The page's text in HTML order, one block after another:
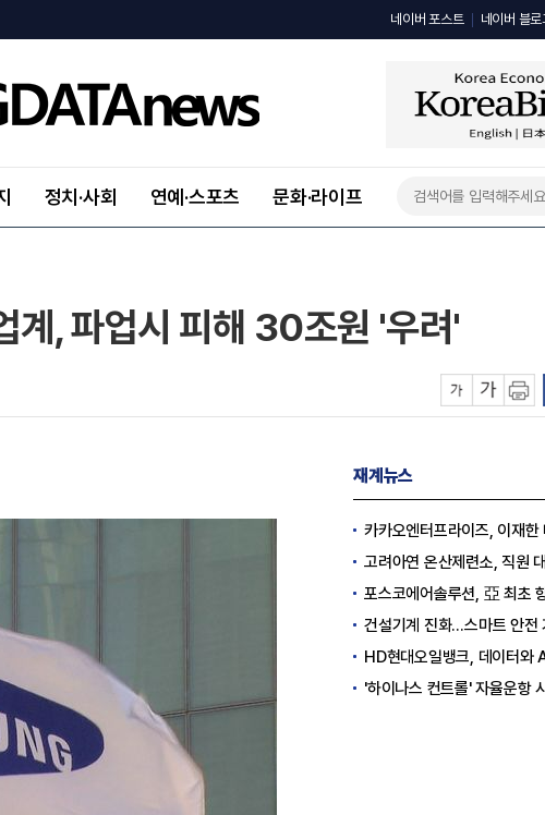
네이버 포스트 네이버 블로
정치·사회 연예·스포츠 문화·라이프
계, 파업시 피해 30조원 '우려'
재계뉴스
카카오엔터프라이즈, 이재한 대표이
고려아연 온산제련소, 직원 대상 온열질환
포스코에어솔루션, 亞 최초 항공우주·방산
건설기계 진화…스마트 안전 기술부
HD현대오일뱅크, 데이터와 AI로
'하이나스 컨트롤' 자율운항